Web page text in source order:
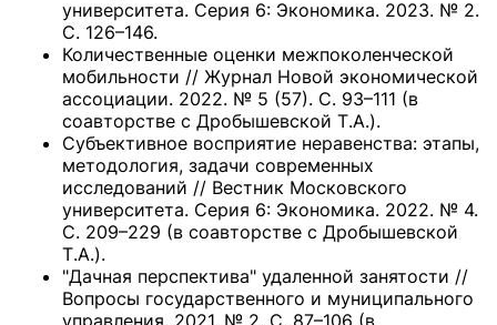
университета. Серия 6: Экономика. 2023. № 2.
С. 126–146.
Количественные оценки межпоколенческой
мобильности // Журнал Новой экономической
ассоциации. 2022. № 5 (57). С. 93–111 (в
соавторстве с Дробышевской Т.А.).
Субъективное восприятие неравенства: этапы,
методология, задачи современных
исследований // Вестник Московского
университета. Серия 6: Экономика. 2022. № 4.
С. 209–229 (в соавторстве с Дробышевской
Т.А.).
"Дачная перспектива" удаленной занятости //
Вопросы государственного и муниципального